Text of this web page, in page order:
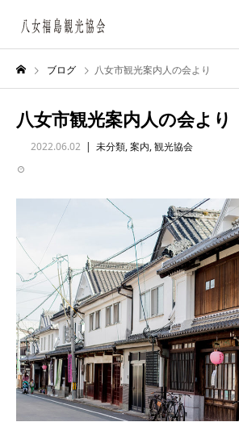
ブログ 八女市観光案内人の会より
八女市観光案内人の会より
2022.06.02 未分類,案内,観光協会